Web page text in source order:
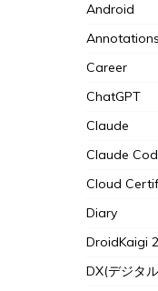
Android
Annotations
Career
ChatGPT
Claude
Claude
Cloud
Diary
DroidKaigi
DX(デジタ